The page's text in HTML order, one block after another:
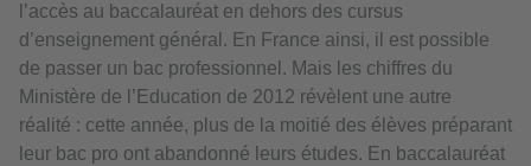
l’accès au baccalauréat en dehors des cursus
d’enseignement général. En France ainsi, il est possible
de passer un bac professionnel. Mais les chiffres du
Ministère de l’Education de 2012 révèlent une autre
réalité : cette année, plus de la moitié des élèves préparant
leur bac pro ont abandonné leurs études. En baccalauréat